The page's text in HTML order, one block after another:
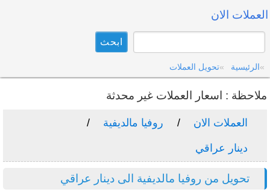
العملات الان
الرئيسية تحويل العملات
ملاحظة : اسعار العملات غير محدثة
العملات الان روفيا مالديفية
دينار عراقي
تحويل من روفيا مالديفية الى دينار عراقي